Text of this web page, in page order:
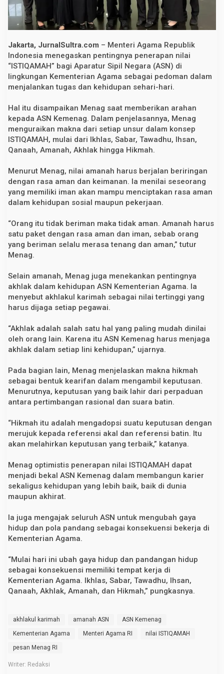
H
a
i
A
S
N
K
m
e
n
a
g
Jakarta, JurnalSultra.com – Menteri Agama Republik
Indonesia menegaskan pentingnya penerapan nilai
“ISTIQAMAH” bagi Aparatur Sipil Negara (ASN) di
lingkungan Kementerian Agama sebagai pedoman dalam
menjalankan tugas dan kehidupan sehari-hari.
Hal itu disampaikan Menag saat memberikan arahan
kepada ASN Kemenag. Dalam penjelasannya, Menag
menguraikan makna dari setiap unsur dalam konsep
ISTIQAMAH, mulai dari Ikhlas, Sabar, Tawadhu, Ihsan,
Qanaah, Amanah, Akhlak hingga Hikmah.
Menurut Menag, nilai amanah harus berjalan beriringan
dengan rasa aman dan keimanan. Ia menilai seseorang
yang memiliki iman akan mampu menciptakan rasa aman
dalam kehidupan sosial maupun pekerjaan.
“Orang itu tidak beriman maka tidak aman. Amanah harus
satu paket dengan rasa aman dan iman, sebab orang
yang beriman selalu merasa tenang dan aman,” tutur
Menag.
Selain amanah, Menag juga menekankan pentingnya
akhlak dalam kehidupan ASN Kementerian Agama. Ia
menyebut akhlakul karimah sebagai nilai tertinggi yang
harus dijaga setiap pegawai.
“Akhlak adalah salah satu hal yang paling mudah dinilai
oleh orang lain. Karena itu ASN Kemenag harus menjaga
akhlak dalam setiap lini kehidupan,” ujarnya.
Pada bagian lain, Menag menjelaskan makna hikmah
sebagai bentuk kearifan dalam mengambil keputusan.
Menurutnya, keputusan yang baik lahir dari perpaduan
antara pertimbangan rasional dan suara batin.
“Hikmah itu adalah mengadopsi suatu keputusan dengan
merujuk kepada referensi akal dan referensi batin. Itu
akan melahirkan keputusan yang terbaik,” katanya.
Menag optimistis penerapan nilai ISTIQAMAH dapat
menjadi bekal ASN Kemenag dalam membangun karier
sekaligus kehidupan yang lebih baik, baik di dunia
maupun akhirat.
Ia juga mengajak seluruh ASN untuk mengubah gaya
hidup dan pola pandang sebagai konsekuensi bekerja di
Kementerian Agama.
“Mulai hari ini ubah gaya hidup dan pandangan hidup
sebagai konsekuensi memiliki tempat kerja di
Kementerian Agama. Ikhlas, Sabar, Tawadhu, Ihsan,
Qanaah, Akhlak, Amanah, dan Hikmah,” pungkasnya.
akhlakul karimah amanah ASN
ASN Kemenag
Kementerian Agama
Menteri Agama RI
nilai ISTIQAMAH
pesan Menag RI
Writer: Redaksi